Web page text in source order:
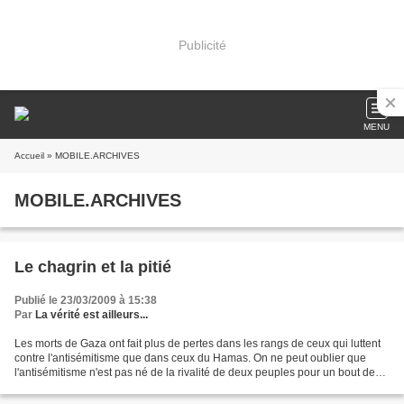
Publicité
MENU
Accueil » MOBILE.ARCHIVES
MOBILE.ARCHIVES
Le chagrin et la pitié
Publié le 23/03/2009 à 15:38
Par La vérité est ailleurs...
Les morts de Gaza ont fait plus de pertes dans les rangs de ceux qui luttent
contre l'antisémitisme que dans ceux du Hamas. On ne peut oublier que
l'antisémitisme n'est pas né de la rivalité de deux peuples pour un bout de